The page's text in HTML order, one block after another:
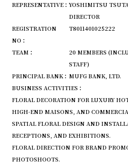
REPRESENTATIVE： YOSHIMITSU
DIRECTOR
REGISTRATION
NO：
T8011401025222
TEAM：
20 MEMBERS
STAFF)
PRINCIPAL BANK： MUFG BANK, LTD.
BUSINESS ACTIVITIES：
FLORAL DECORATION FOR LUXURY
HIGH-END MAISONS, AND
SPATIAL FLORAL DESIGN AND
RECEPTIONS, AND EXHIBITIONS.
FLORAL DIRECTION FOR BRAND
PHOTOSHOOTS.